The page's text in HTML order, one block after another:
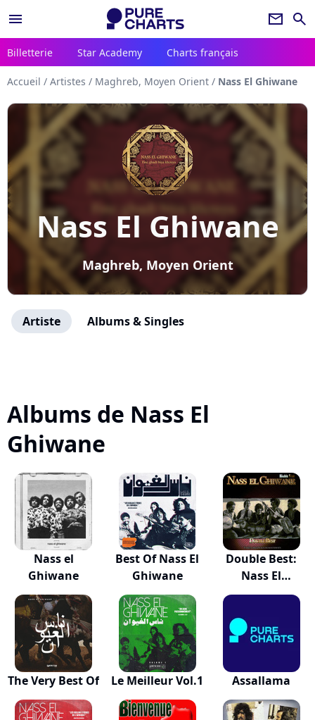
menu newsletter search
Billetterie Star Academy Charts français
Accueil / Artistes / Maghreb, Moyen Orient / Nass El Ghiwane
Nass El Ghiwane
Maghreb, Moyen Orient
Artiste Albums & Singles
Albums de Nass El
Ghiwane
Nass el
Ghiwane
Best Of Nass El
Ghiwane
Double Best:
Nass El
Ghiwane
The Very Best Of Le Meilleur Vol.1 Assallama